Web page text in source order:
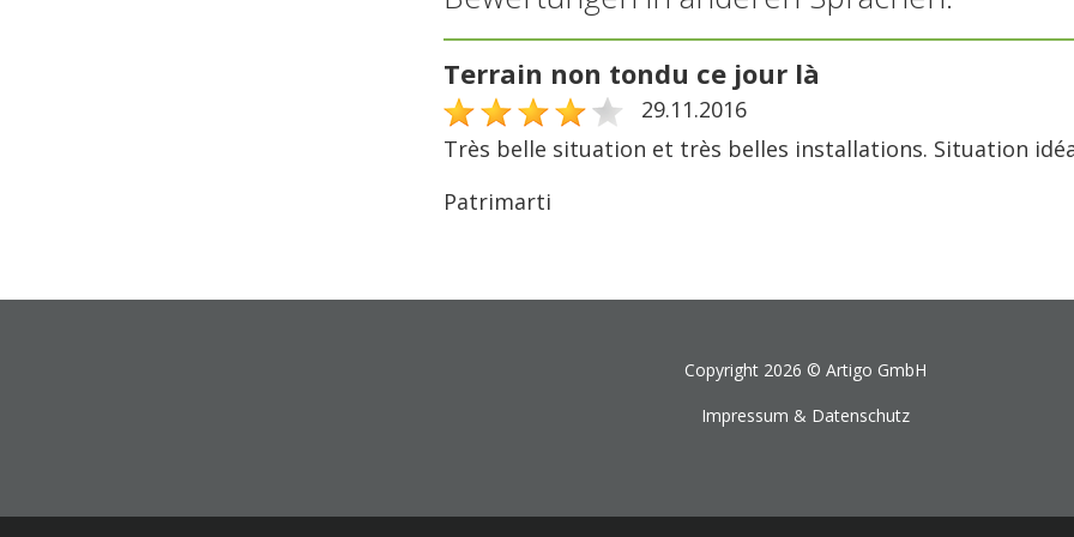
Terrain non tondu ce jour là
29.11.2016
Très belle situation et très belles installations. Situation
Patrimarti
Copyright 2026 © Artigo GmbH
Impressum & Datenschutz